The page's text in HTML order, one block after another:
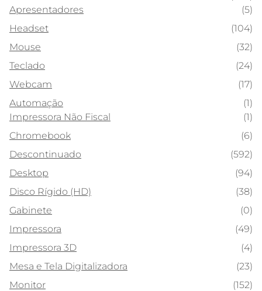
Apresentadores
(5)
Headset
(104)
Mouse
(32)
Teclado
(24)
Webcam
(17)
Automação
(1)
Impressora Não Fiscal
(1)
Chromebook
(6)
Descontinuado
(592)
Desktop
(94)
Disco Rígido (HD)
(38)
Gabinete
(0)
Impressora
(49)
Impressora 3D
(4)
Mesa e Tela Digitalizadora
(23)
Monitor
(152)